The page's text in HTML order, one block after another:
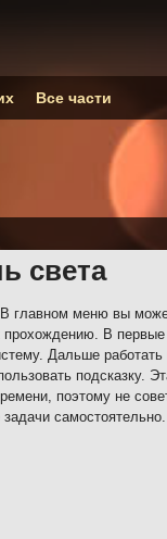
света
главном меню вы
прохождению. В
Дальше работать
подсказку.
поэтому не
самостоятельно.
Все части